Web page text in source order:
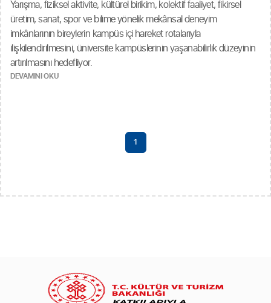
Yarışma, fiziksel aktivite, kültürel birikim, kolektif faaliyet, fikirsel
üretim, sanat, spor ve bilime yönelik mekânsal deneyim
imkânlarının bireylerin kampüs içi hareket rotalarıyla
ilişkilendirilmesini, üniversite kampüslerinin yaşanabilirlik düzeyinin
artırılmasını hedefliyor.
DEVAMINI OKU
1